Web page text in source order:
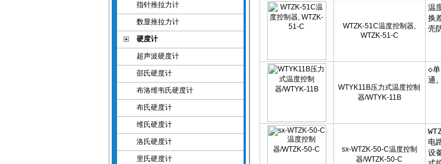
指针推拉力计
数显推拉力计
硬度计
超声波硬度计
邵氏硬度计
布洛维韦氏硬度计
布氏硬度计
维氏硬度计
洛氏硬度计
里氏硬度计
WTZK-51C温度控制器,
WTZK-51-C
WTYK11B压力式温度控制
器/WTYK-11B
sx-WTZK-50-C温度控制
器/WTZK-50-C